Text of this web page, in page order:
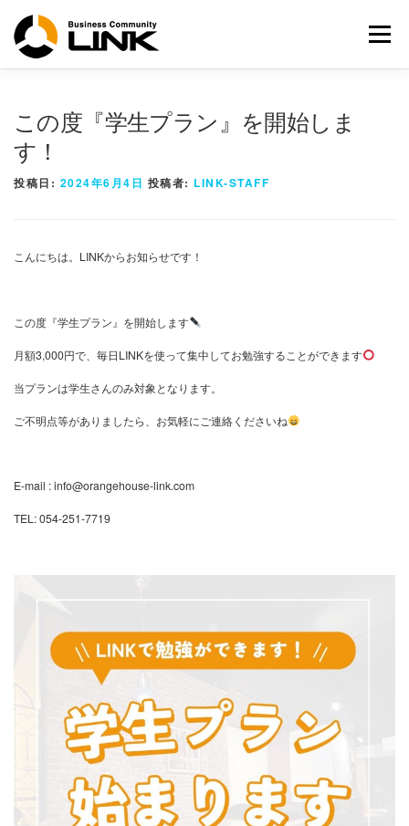
メニュー
この度『学生プラン』を開始しま
す！
投稿日: 2024年6月4日 投稿者: LINK-STAFF
こんにちは。LINKからお知らせです！
この度『学生プラン』を開始します
月額3,000円で、毎日LINKを使って集中してお勉強することができます
当プランは学生さんのみ対象となります。
ご不明点等がありましたら、お気軽にご連絡くださいね
E-mail : info@orangehouse-link.com
TEL: 054-251-7719